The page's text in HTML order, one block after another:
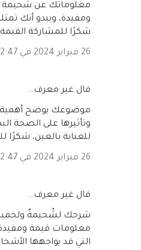
معلوماتك عن شُحيمةٌ
ومفيدة، ويبدو أنك
شكرًا للمشاركة القيمة!
26 فبراير 2024 في 2:47 م
‏قال غير معرف…
موضوعك يوضح أهمية
وتأثيرها على الصحة
للعناية بالعين، شكرًا
26 فبراير 2024 في 2:47 م
‏قال غير معرف…
شرحك لشُحيمةٌ
معلومات قيمة
التي قد يواجهها